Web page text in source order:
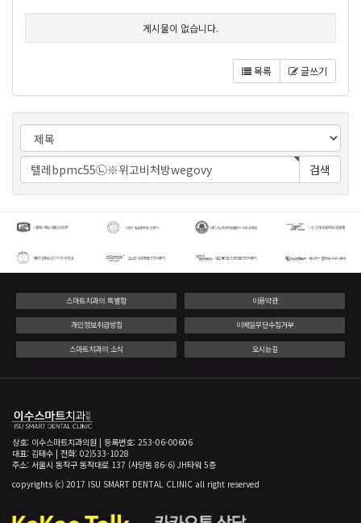
게시물이 없습니다.
목록 글쓰기
검색
스마트치과의 특별함 이용약관
개인정보취급방침 이메일무단수집거부
스마트치과의 소식 오시는길
상호: 이수스마트치과의원 | 등록번호: 253-06-00606
대표: 김태수 | 전화: 02)533-1028
주소: 서울시 동작구 동작대로 137 (사당동 86-6) JH타워 5층
copyrights (c) 2017 ISU SMART DENTAL CLINIC all right reserved